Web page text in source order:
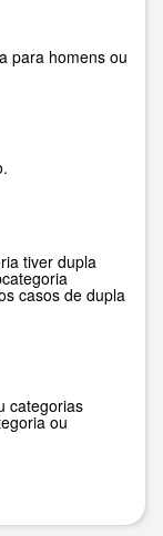
para homens ou
tiver dupla
casos de dupla
categorias
ou